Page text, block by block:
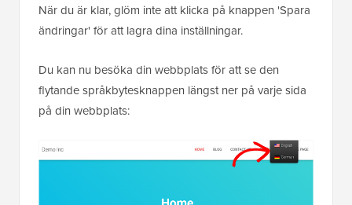
När du är klar, glöm inte att klicka på knappen 'Spara
ändringar' för att lagra dina inställningar.
Du kan nu besöka din webbplats för att se den
flytande språkbytesknappen längst ner på varje sida
på din webbplats: